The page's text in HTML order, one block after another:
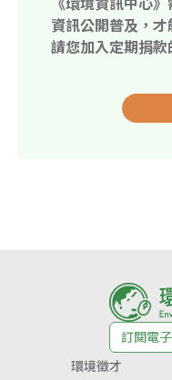
資訊公開普及，
請您加入定期捐
訂閱電
環境徵才